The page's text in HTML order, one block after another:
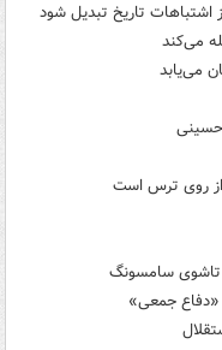
تاریخ تبدیل شود
می‌یابد
حسینی
از روی ترس است
سامسونگ
«دفاع جمعی»